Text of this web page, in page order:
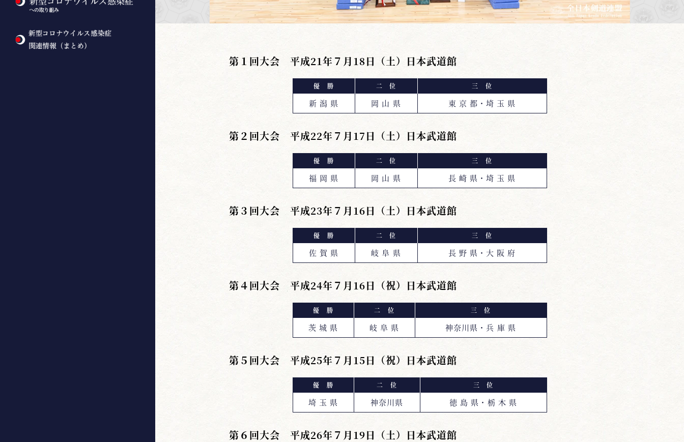
第１回大会 平成21年７月18日（土）日本武道館
優 勝 二 位 三 位
新 潟 県 岡 山 県 東 京 都・埼 玉 県
第２回大会 平成22年７月17日（土）日本武道館
優 勝 二 位 三 位
福 岡 県 岡 山 県 長 崎 県・埼 玉 県
第３回大会 平成23年７月16日（土）日本武道館
優 勝 二 位 三 位
佐 賀 県 岐 阜 県 長 野 県・大 阪 府
第４回大会 平成24年７月16日（祝）日本武道館
優 勝 二 位 三 位
茨 城 県 岐 阜 県 神奈川県・兵 庫 県
第５回大会 平成25年７月15日（祝）日本武道館
優 勝 二 位 三 位
埼 玉 県 神奈川県 徳 島 県・栃 木 県
第６回大会 平成26年７月19日（土）日本武道館